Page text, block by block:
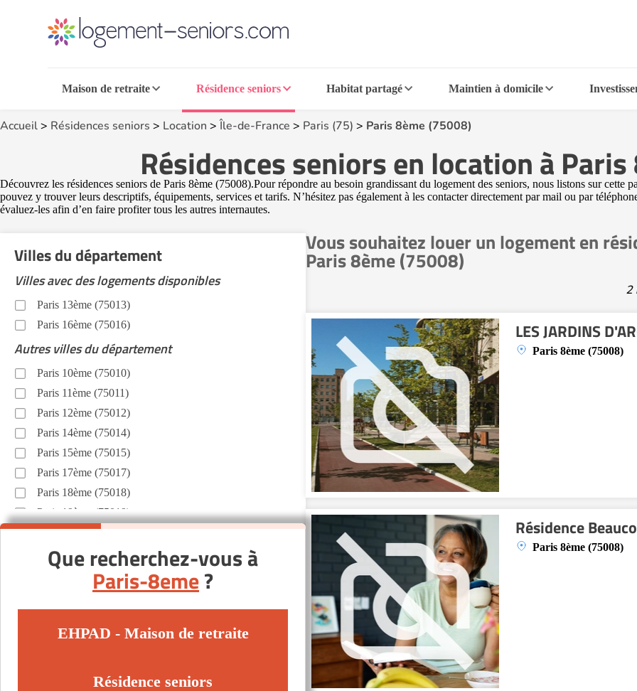
Maison de retraite Résidence seniors Habitat partagé Maintien à domicile
Accueil> Résidences seniors > Location > Île-de-France > Paris (75) > Paris 8ème (75008)
Résidences seniors en location à
Découvrez les résidences seniors de Paris 8ème (75008).Pour répondre au besoin grandissant du logement des seniors, nous listons sur cette
pouvez y trouver leurs descriptifs, équipements, services et tarifs. N’hésitez pas également à les contacter directement par mail ou par
évaluez-les afin d’en faire profiter tous les autres internautes.
Vous souhaitez louer un logement en
Paris 8ème (75008)
2
LES JARDINS
Paris 8ème (75008)
Résidence
Paris 8ème (75008)
Villes du département
Villes avec des logements disponibles
Paris 13ème (75013)
Paris 16ème (75016)
Autres villes du département
Paris 10ème (75010)
Paris 11ème (75011)
Paris 12ème (75012)
Paris 14ème (75014)
Paris 15ème (75015)
Paris 17ème (75017)
Paris 18ème (75018)
Paris 19ème (75019)
Paris 1er (75001)
Paris 20ème (75020)
Paris 2ème (75002)
Paris 3ème (75003)
Paris 4ème (75004)
Paris 5ème (75005)
Que recherchez-vous à
Paris-8eme?
EHPAD - Maison de retraite
Résidence seniors